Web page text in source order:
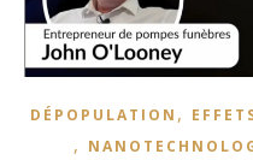
DÉPOPULATION ,
,